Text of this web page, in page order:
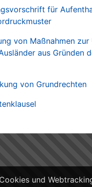
für
von Maßnahmen zur
aus Gründen
von Grundrechten
und